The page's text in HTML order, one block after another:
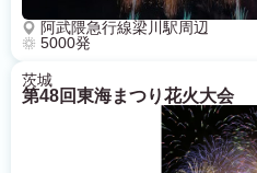
阿武隈急行線梁川駅周辺
5000発
茨城
第48回東海まつり花火大会